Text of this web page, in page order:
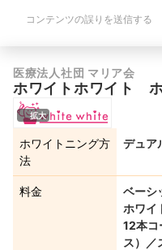
コンテンツの誤りを送信する
医療法人社団 マリア会
ホワイトホワイト
拡大
ホワイトニング方
法
デュア
料金
ベーシ
ホワイ
12本
ス）／